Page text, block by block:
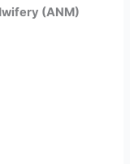
(ANM)